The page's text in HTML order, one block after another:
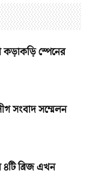
কড়াকড়ি স্পেনের
সংবাদ সম্মেলন
ব্রিজ এখন